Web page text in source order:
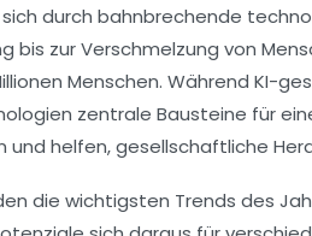
durch bahnbrechende
bis zur Verschmelzung von
Menschen. Während KI-
zentrale Bausteine für
helfen, gesellschaftliche
die wichtigsten Trends des